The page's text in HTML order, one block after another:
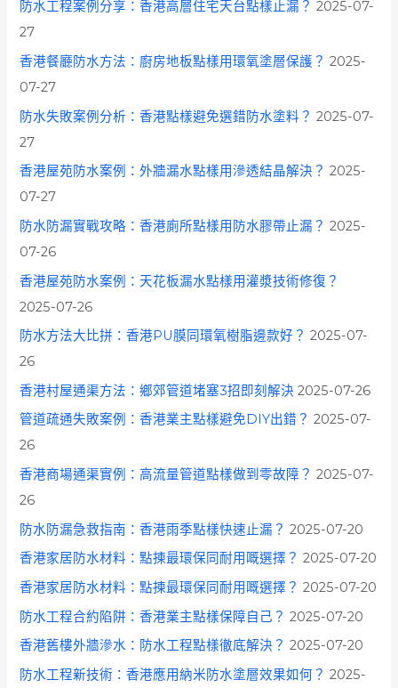
防水工程案例分享：香港高層住宅天台點樣止漏？ 2025-07-
27
香港餐廳防水方法：廚房地板點樣用環氧塗層保護？ 2025-
07-27
防水失敗案例分析：香港點樣避免選錯防水塗料？ 2025-07-
27
香港屋苑防水案例：外牆漏水點樣用滲透結晶解決？ 2025-
07-27
防水防漏實戰攻略：香港廁所點樣用防水膠帶止漏？ 2025-
07-26
香港屋苑防水案例：天花板漏水點樣用灌漿技術修復？
2025-07-26
防水方法大比拼：香港PU膜同環氧樹脂邊款好？ 2025-07-
26
香港村屋通渠方法：鄉郊管道堵塞3招即刻解決 2025-07-26
管道疏通失敗案例：香港業主點樣避免DIY出錯？ 2025-07-
26
香港商場通渠實例：高流量管道點樣做到零故障？ 2025-07-
26
防水防漏急救指南：香港雨季點樣快速止漏？ 2025-07-20
香港家居防水材料：點揀最環保同耐用嘅選擇？ 2025-07-20
香港家居防水材料：點揀最環保同耐用嘅選擇？ 2025-07-20
防水工程合約陷阱：香港業主點樣保障自己？ 2025-07-20
香港舊樓外牆滲水：防水工程點樣徹底解決？ 2025-07-20
防水工程新技術：香港應用納米防水塗層效果如何？ 2025-